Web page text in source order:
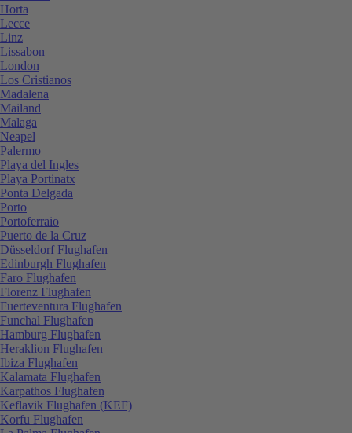
Horta
Lecce
Linz
Lissabon
London
Los Cristianos
Madalena
Mailand
Malaga
Neapel
Palermo
Playa del Ingles
Playa Portinatx
Ponta Delgada
Porto
Portoferraio
Puerto de la Cruz
Düsseldorf Flughafen
Edinburgh Flughafen
Faro Flughafen
Florenz Flughafen
Fuerteventura Flughafen
Funchal Flughafen
Hamburg Flughafen
Heraklion Flughafen
Ibiza Flughafen
Kalamata Flughafen
Karpathos Flughafen
Keflavik Flughafen (KEF)
Korfu Flughafen